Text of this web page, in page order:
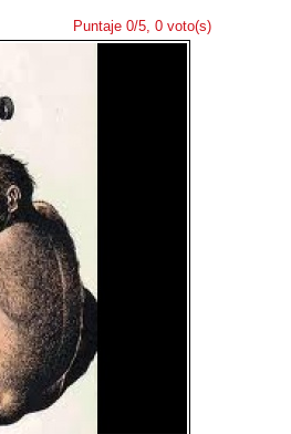
Puntaje 0/5, 0 voto(s)